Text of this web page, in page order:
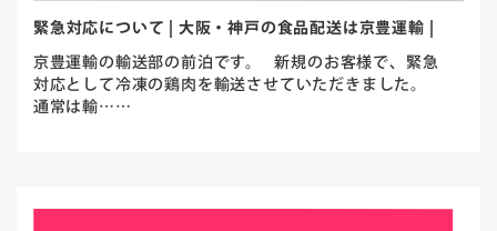
緊急対応について | 大阪・神戸の食品配送は京豊運輸 |
京豊運輸の輸送部の前泊です。 新規のお客様で、緊急
対応として冷凍の鶏肉を輸送させていただきました。
通常は輸……